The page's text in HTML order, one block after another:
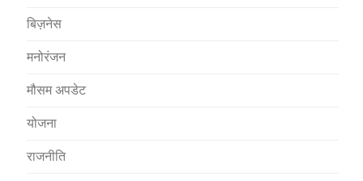
बिज़नेस
मनोरंजन
मौसम अपडेट
योजना
राजनीति